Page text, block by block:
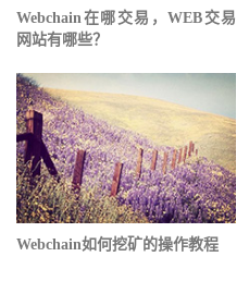
Webchain在哪交易，WEB交易
网站有哪些？
Webchain如何挖矿的操作教程